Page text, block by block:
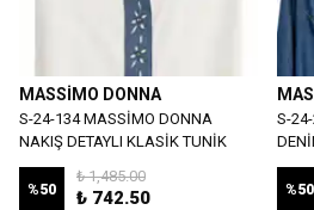
MASSİMO DONNA
S-24-134 MASSİMO DONNA
NAKIŞ DETAYLI KLASİK TUNİK
%50
₺ 1,485.00
₺ 742.50
S-
%50